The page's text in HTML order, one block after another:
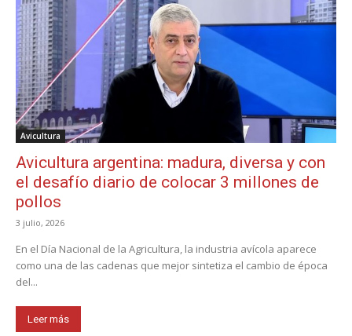
Avicultura
Avicultura argentina: madura, diversa y con
el desafío diario de colocar 3 millones de
pollos
3 julio, 2026
En el Día Nacional de la Agricultura, la industria avícola aparece
como una de las cadenas que mejor sintetiza el cambio de época
del...
Leer más